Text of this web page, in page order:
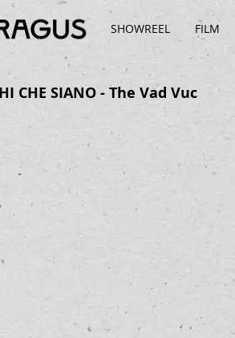
SHOWREEL FILM
CHE SIANO - The Vad Vuc